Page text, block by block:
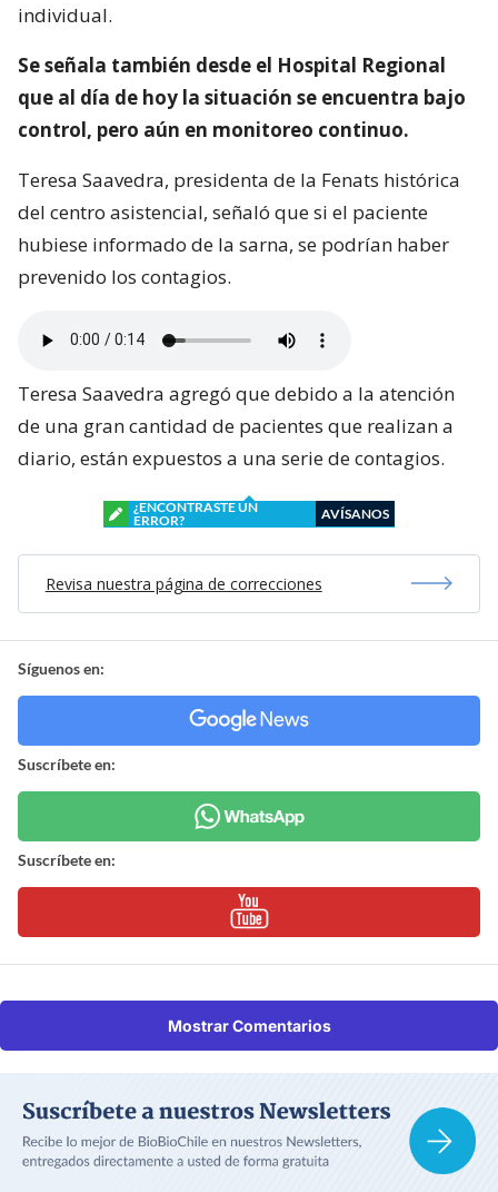
individual.
Se señala también desde el Hospital Regional
que al día de hoy la situación se encuentra bajo
control, pero aún en monitoreo continuo.
Teresa Saavedra, presidenta de la Fenats histórica
del centro asistencial, señaló que si el paciente
hubiese informado de la sarna, se podrían haber
prevenido los contagios.
Teresa Saavedra agregó que debido a la atención
de una gran cantidad de pacientes que realizan a
diario, están expuestos a una serie de contagios.
¿ENCONTRASTE UN
ERROR?
AVÍSANOS
Revisa nuestra página de correcciones
Síguenos en:
Suscríbete en:
Suscríbete en:
Mostrar Comentarios